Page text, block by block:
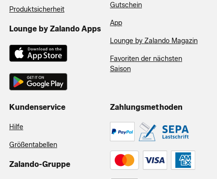
Produktsicherheit
Lounge by Zalando Apps
Gutschein
App
Lounge by Zalando Magazin
Favoriten der nächsten
Saison
Kundenservice
Hilfe
Größentabellen
Zalando-Gruppe
Zahlungsmethoden